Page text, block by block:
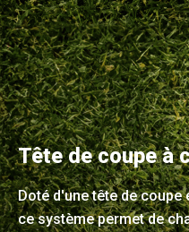
Tête de coupe à
Doté d'une tête de
ce système permet de